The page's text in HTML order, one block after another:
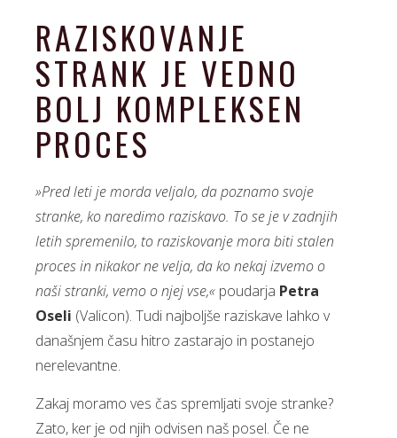
RAZISKOVANJE
STRANK JE VEDNO
BOLJ KOMPLEKSEN
PROCES
»Pred leti je morda veljalo, da poznamo svoje
stranke, ko naredimo raziskavo. To se je v zadnjih
letih spremenilo, to raziskovanje mora biti stalen
proces in nikakor ne velja, da ko nekaj izvemo o
naši stranki, vemo o njej vse,« poudarja Petra
Oseli (Valicon). Tudi najboljše raziskave lahko v
današnjem času hitro zastarajo in postanejo
nerelevantne.
Zakaj moramo ves čas spremljati svoje stranke?
Zato, ker je od njih odvisen naš posel. Če ne